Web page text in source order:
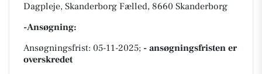
Dagpleje, Skanderborg Fælled, 8660 Skanderborg
-Ansøgning:
Ansøgningsfrist: 05-11-2025; - ansøgningsfristen er
overskredet